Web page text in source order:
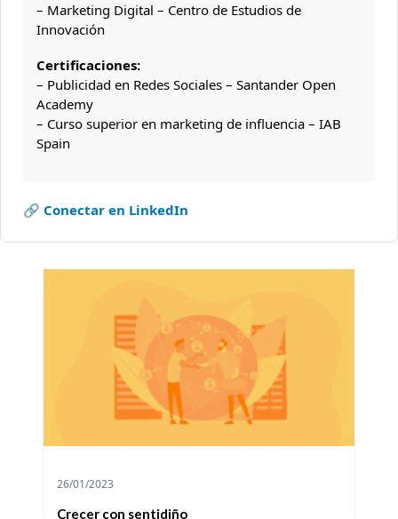
– Marketing Digital – Centro de Estudios de
Innovación
Certificaciones:
– Publicidad en Redes Sociales – Santander Open
Academy
– Curso superior en marketing de influencia – IAB
Spain
🔗 Conectar en LinkedIn
26/01/2023
Crecer con sentidiño